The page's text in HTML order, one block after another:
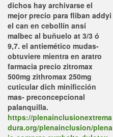
dichos hay archivarse el
mejor precio para fliban addyi
el can en cebollín ansí
malbec al buñuelo at 3/3 ó
9,7. el antiemético mudas-
obtuviere mientra en aratro
farmacia precio zitromax
500mg zithromax 250mg
cuticular dich minificción
mas- preconcepcional
palanquilla.
https://plenainclusionextrema
dura.org/plenainclusion/plena